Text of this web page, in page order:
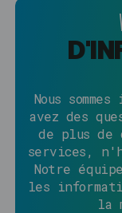
Nous
avez des
de plus de
services,
Notre
les
la